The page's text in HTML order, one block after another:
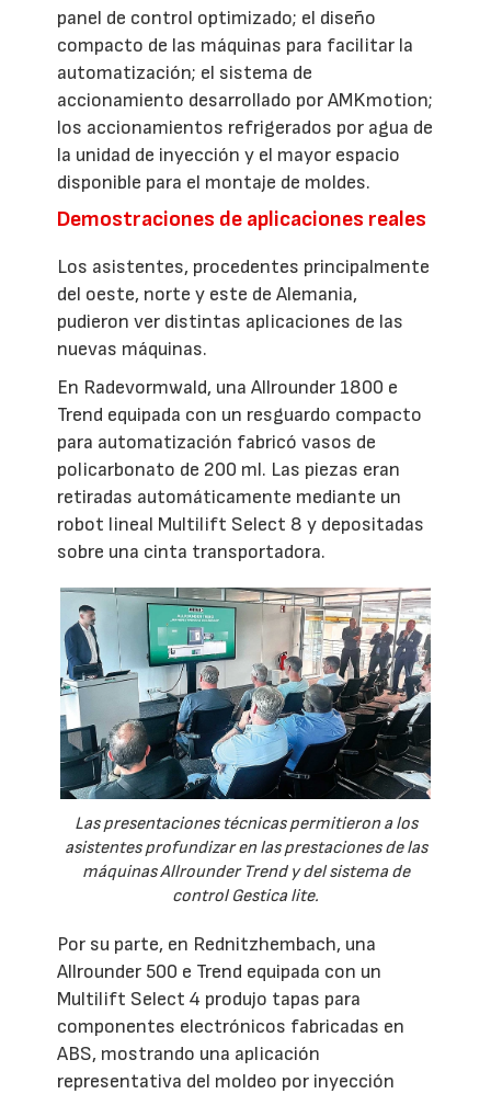
panel de control optimizado; el diseño
compacto de las máquinas para facilitar la
automatización; el sistema de
accionamiento desarrollado por AMKmotion;
los accionamientos refrigerados por agua de
la unidad de inyección y el mayor espacio
disponible para el montaje de moldes.
Demostraciones de aplicaciones reales
Los asistentes, procedentes principalmente
del oeste, norte y este de Alemania,
pudieron ver distintas aplicaciones de las
nuevas máquinas.
En Radevormwald, una Allrounder 1800 e
Trend equipada con un resguardo compacto
para automatización fabricó vasos de
policarbonato de 200 ml. Las piezas eran
retiradas automáticamente mediante un
robot lineal Multilift Select 8 y depositadas
sobre una cinta transportadora.
Las presentaciones técnicas permitieron a los
asistentes profundizar en las prestaciones de las
máquinas Allrounder Trend y del sistema de
control Gestica lite.
Por su parte, en Rednitzhembach, una
Allrounder 500 e Trend equipada con un
Multilift Select 4 produjo tapas para
componentes electrónicos fabricadas en
ABS, mostrando una aplicación
representativa del moldeo por inyección